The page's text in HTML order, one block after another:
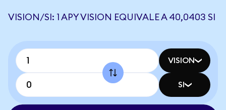
VISION/SI: 1 APY VISION EQUIVALE A 40,0403 SI
VISION
SI